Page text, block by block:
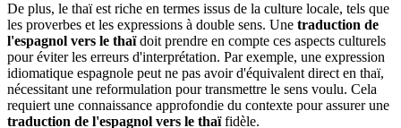
De plus, le thaï est riche en termes issus de la culture locale, tels que
les proverbes et les expressions à double sens. Une traduction de
l'espagnol vers le thaïdoit prendre en compte ces aspects culturels
pour éviter les erreurs d'interprétation. Par exemple, une expression
idiomatique espagnole peut ne pas avoir d'équivalent direct en thaï,
nécessitant une reformulation pour transmettre le sens voulu. Cela
requiert une connaissance approfondie du contexte pour assurer une
traduction de l'espagnol vers le thaïfidèle.